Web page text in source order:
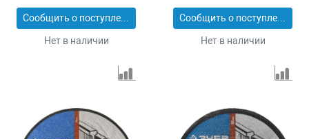
Сообщить о поступлении
Нет в наличии
Сообщить о поступлении
Нет в наличии